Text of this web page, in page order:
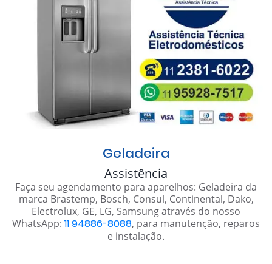
Geladeira
Assistência
Faça seu agendamento para aparelhos: Geladeira da
marca Brastemp, Bosch, Consul, Continental, Dako,
Electrolux, GE, LG, Samsung através do nosso
WhatsApp: 11 94886-8088, para manutenção, reparos
e instalação.